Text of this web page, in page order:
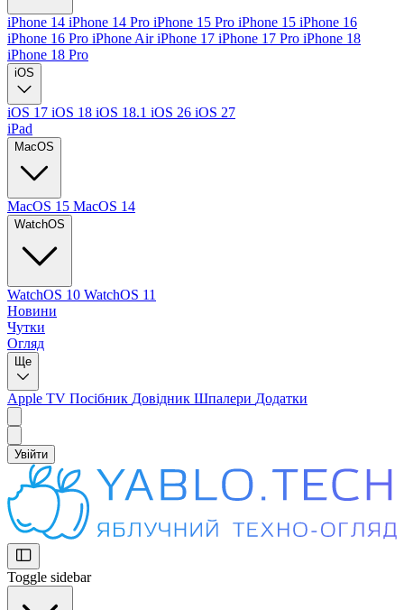
iPhone 14 iPhone 14 Pro iPhone 15 Pro iPhone 15 iPhone 16
iPhone 16 Pro iPhone AiriPhone 17 iPhone 17 Pro iPhone 18
iPhone 18 Pro
iOS
iOS 17 iOS 18 iOS 18.1 iOS 26 iOS 27
iPad
MacOS
MacOS 15 MacOS 14
WatchOS
WatchOS 10 WatchOS 11
Новини
Чутки
Огляд
Ще
Apple TV Посібник Довідник Шпалери Додатки
Увійти
Toggle sidebar